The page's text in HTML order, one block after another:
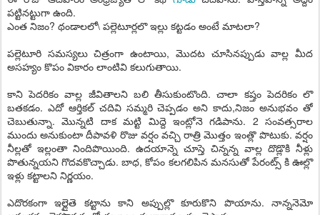
పట్టినట్టుగా ఉంది.
ఎంత నిజం? థండాలలో\ పల్లెటూర్లలొ ఇల్లు కట్టడం అంటే మాటలా?
పల్లెటూరి సమస్యలు చిత్రంగా ఉంటాయి, మొదట చూసినప్పుడు వాల్ల మీద
అసహ్యం కొపం వికారం లాంటివి కలుగుతాయి.
కాని పెదరికం వాల్ల జీవితాలని బలి తీసుకుంటొంది. చాలా కష్తం పెదరికం లొ
బతకడం. ఎదో ఆర్తికల్ చదివి సమ్మరి చెప్పడం అని కాదు,నిజం అనుభవం తో
చెబుతున్నా. మొన్నటి దాక మట్టి మిద్దె ఇంట్లోనె గడిపాను. 2 సంవత్సరాల
ముందు అనుకుంటా దీపావళి రొజు వర్షం వచ్చి రాత్రి మొత్తం ఇంత్లొ పొటుకు. వర్షం
నీల్లతో ఇల్లంతా నిందిపొయింది. ఉదయాన్నె చూస్తె చిన్నన్న వాల్ల దొడ్లొకి నీళ్లు
పొతున్నయని గొదవకొచ్చాడు. బాధ, కోపం కలగలిపిన మనసుతో పేరంట్స్ కి ఊల్లొ
ఇళ్లు కట్టాలని నిర్ణయం.
ఎదొరకంగా ఇల్లైతె కట్టాను కాని అప్పుల్లొ కూరుకొని పొయాను. నాన్ననెమో